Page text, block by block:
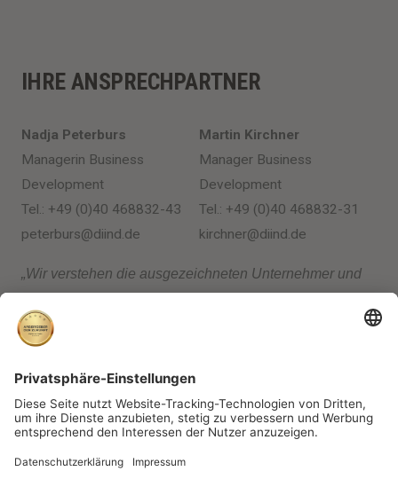
IHRE ANSPRECHPARTNER
Nadja Peterburs
Managerin Business
Development
Tel.: +49 (0)40 468832-43
peterburs@diind.de
Martin Kirchner
Manager Business
Development
Tel.: +49 (0)40 468832-31
kirchner@diind.de
„Wir verstehen die ausgezeichneten Unternehmer und
auf vielen unterschiedlichen Ebenen begleiten und
unterstützen wollen. Wie dürfen wir Ihnen helfen?
Schreiben Sie uns gern.“